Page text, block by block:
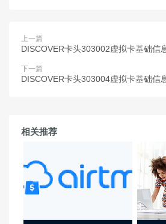
上一篇
DISCOVER卡头303002虚拟卡基础信
下一篇
DISCOVER卡头303004虚拟卡基础信
相关推荐